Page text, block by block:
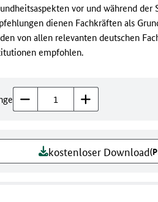
vor und während der
dienen Fachkräften als
von allen relevanten deutschen
empfohlen.
kostenloser Download